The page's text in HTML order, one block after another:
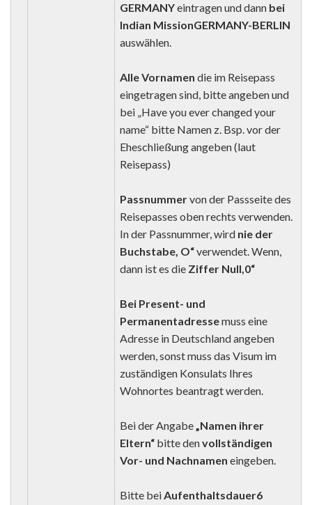
GERMANYeintragen und dann bei
Indian MissionGERMANY-BERLIN
auswählen.
Alle Vornamen die im Reisepass
eingetragen sind, bitte angeben und
bei „Have you ever changed your
name“ bitte Namen z. Bsp. vor der
Eheschließung angeben (laut
Reisepass)
Passnummervon der Passseite des
Reisepasses oben rechts verwenden.
In der Passnummer, wird nie der
Buchstabe, O“verwendet. Wenn,
dann ist es die Ziffer Null,0“
Bei Present- und
Permanentadressemuss eine
Adresse in Deutschland angeben
werden, sonst muss das Visum im
zuständigen Konsulats Ihres
Wohnortes beantragt werden.
Bei der Angabe„Namen ihrer
Eltern“ bitte denvollständigen
Vor- und Nachnamen eingeben.
Bitte beiAufenthaltsdauer6